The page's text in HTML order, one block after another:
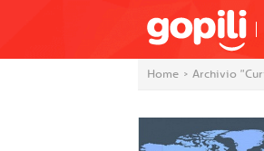
Home > Archivio